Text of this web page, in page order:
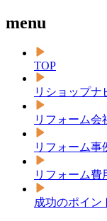
menu
TOP
リショップナ
リフォーム会
リフォーム事
リフォーム費
成功のポイン